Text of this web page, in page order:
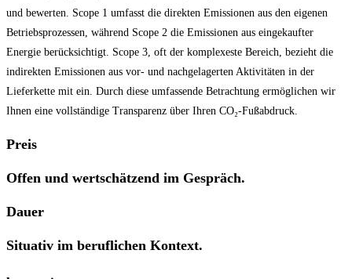
und bewerten. Scope 1 umfasst die direkten Emissionen aus den eigenen
Betriebsprozessen, während Scope 2 die Emissionen aus eingekaufter
Energie berücksichtigt. Scope 3, oft der komplexeste Bereich, bezieht die
indirekten Emissionen aus vor- und nachgelagerten Aktivitäten in der
Lieferkette mit ein. Durch diese umfassende Betrachtung ermöglichen wir
Ihnen eine vollständige Transparenz über Ihren CO₂-Fußabdruck.
Preis
Offen und wertschätzend im Gespräch.
Dauer
Situativ im beruflichen Kontext.